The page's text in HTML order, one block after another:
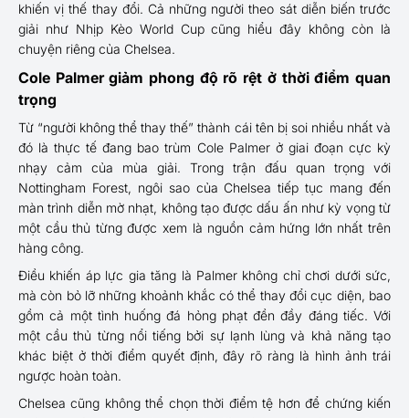
khiến vị thế thay đổi. Cả những người theo sát diễn biến trước
giải như Nhịp Kèo World Cup cũng hiểu đây không còn là
chuyện riêng của Chelsea.
Cole Palmer giảm phong độ rõ rệt ở thời điểm quan
trọng
Từ “người không thể thay thế” thành cái tên bị soi nhiều nhất và
đó là thực tế đang bao trùm Cole Palmer ở giai đoạn cực kỳ
nhạy cảm của mùa giải. Trong trận đấu quan trọng với
Nottingham Forest, ngôi sao của Chelsea tiếp tục mang đến
màn trình diễn mờ nhạt, không tạo được dấu ấn như kỳ vọng từ
một cầu thủ từng được xem là nguồn cảm hứng lớn nhất trên
hàng công.
Điều khiến áp lực gia tăng là Palmer không chỉ chơi dưới sức,
mà còn bỏ lỡ những khoảnh khắc có thể thay đổi cục diện, bao
gồm cả một tình huống đá hỏng phạt đền đầy đáng tiếc. Với
một cầu thủ từng nổi tiếng bởi sự lạnh lùng và khả năng tạo
khác biệt ở thời điểm quyết định, đây rõ ràng là hình ảnh trái
ngược hoàn toàn.
Chelsea cũng không thể chọn thời điểm tệ hơn để chứng kiến